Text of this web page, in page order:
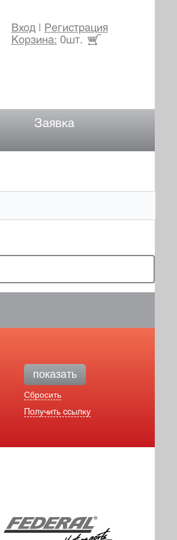
Вход|
Регистрация
Корзина: 0шт.
Заявка
показать
Сбросить
Получить ссылку